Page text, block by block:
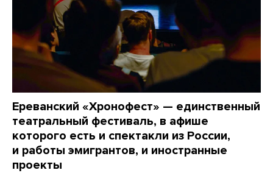
Ереванский «Хронофест» — единственный
театральный фестиваль, в афише
которого есть и спектакли из России,
и работы эмигрантов, и иностранные
проекты